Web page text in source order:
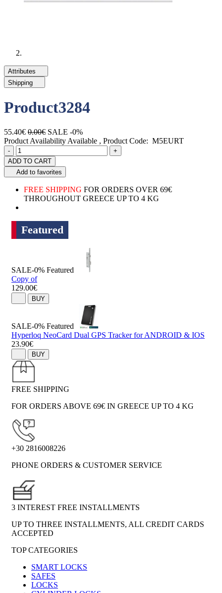
Attributes
Shipping
Product3284
55.40€ 0.00€ SALE -0%
Product Availability Available , Product Code: M5EURT
Quantity
-product.increase.quantity +
ADD TO CART
Add to favorites
FREE SHIPPING FOR ORDERS OVER 69€
THROUGHOUT GREECE UP TO 4 KG
Featured
SALE-0% Featured
Copy of
129.00€
BUY
SALE-0% Featured
Hyperloq NeoCard Dual GPS Tracker for ANDROID & IOS
23.90€
BUY
FREE SHIPPING
FOR ORDERS ABOVE 69€ IN GREECE UP TO 4 KG
+30 2816008226
PHONE ORDERS & CUSTOMER SERVICE
3 INTEREST FREE INSTALLMENTS
UP TO THREE INSTALLMENTS, ALL CREDIT CARDS
ACCEPTED
TOP CATEGORIES
SMART LOCKS
SAFES
LOCKS